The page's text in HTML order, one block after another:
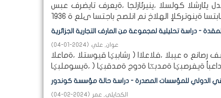
كولسلا ،ينيرئازلجا ،ةيعرف تايضرف عبس
- دراسة تحليلية لمجموعة من المارف التجارية الجزائرية
عوان, علي (
2024-01-04
)
ه عيبلا ،فلاعلاا ( رشاببؼا قيوستلا ،ةماعلا
الدولي للمؤسسات المصدرة - دراسة حالة مؤسسة كوندور
الكحايلي, عمر (
2024-02-04
)